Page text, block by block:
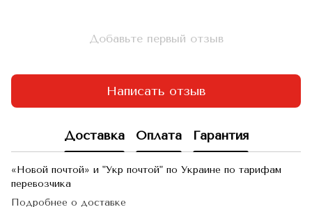
Добавьте первый отзыв
Написать отзыв
Доставка Оплата Гарантия
«Новой почтой» и "Укр почтой" по Украине по тарифам
перевозчика
Подробнее о доставке